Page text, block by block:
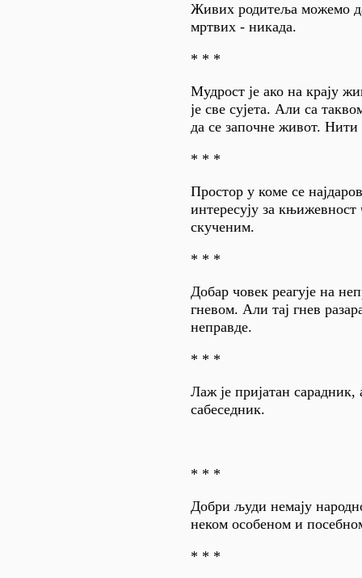
Живих родитеља можемо
мртвих - никада.
* * *
Мудрост је ако на крају
је све сујета. Али са
да се започне живот.
* * *
Простор у коме се
интересују за
скученим.
* * *
Добар човек реагује на
гневом. Али тај гнев
неправде.
* * *
Лаж је пријатан сарадник,
сабеседник.
* * *
Добри људи немају
неком особеном и
* * *